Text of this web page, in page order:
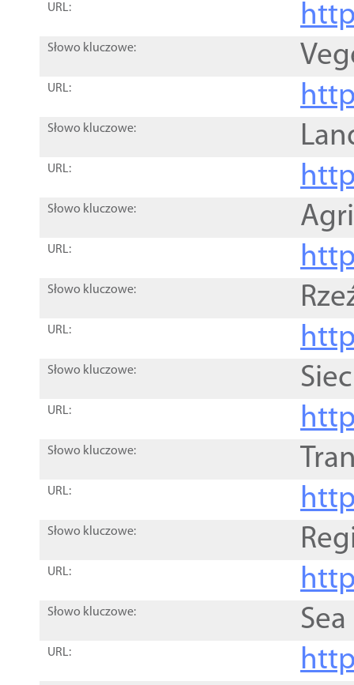
URL:
Słowo kluczowe:
URL:
Słowo kluczowe:
URL:
Słowo kluczowe:
URL:
Słowo kluczowe:
URL:
Słowo kluczowe:
URL:
Słowo kluczowe:
URL:
Słowo kluczowe:
URL:
Słowo kluczowe:
URL: